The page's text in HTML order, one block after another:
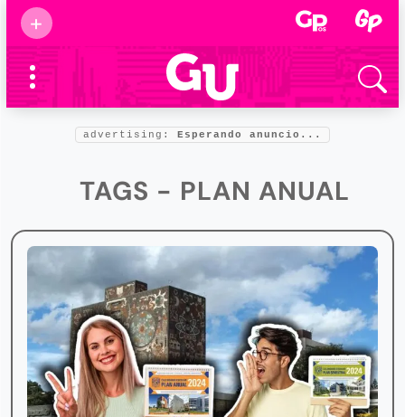
+
Supermamás
2025
Marcas de
confianza
Foro salud
advertising: Esperando anuncio...
TAGS - PLAN ANUAL